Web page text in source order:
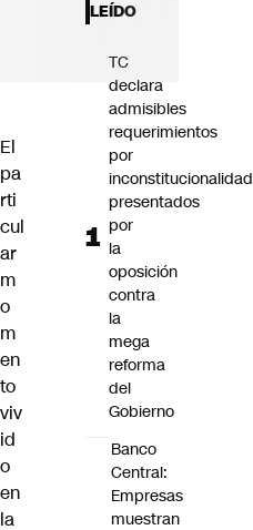
El
pa
rti
cul
ar
m
o
m
en
to
viv
id
o
en
la
LEÍDO
TC
declara
admisibles
requerimientos
por
inconstitucionalidad
presentados
por
la
oposición
contra
la
mega
reforma
del
Gobierno
Banco
Central:
Empresas
muestran